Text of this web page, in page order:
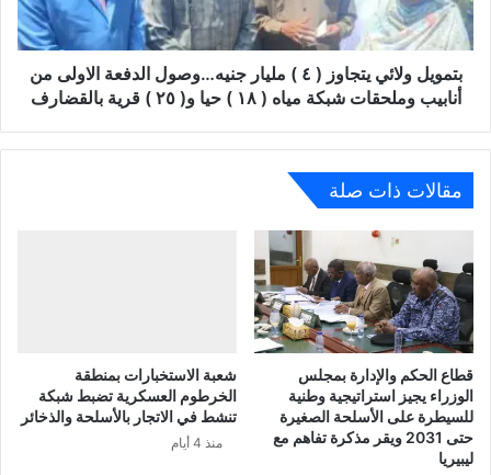
بتمويل ولائي يتجاوز ( ٤ ) مليار جنيه…وصول الدفعة الاولى من
أنابيب وملحقات شبكة مياه ( ١٨ ) حيا و( ٢٥ ) قرية بالقضارف
مقالات ذات صلة
قطاع الحكم والإدارة بمجلس
الوزراء يجيز استراتيجية وطنية
للسيطرة على الأسلحة الصغيرة
حتى 2031 ويقر مذكرة تفاهم مع
ليبيريا
شعبة الاستخبارات بمنطقة
الخرطوم العسكرية تضبط شبكة
تنشط في الاتجار بالأسلحة والذخائر
منذ 4 أيام